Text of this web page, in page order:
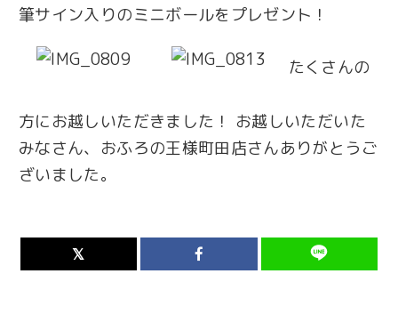
筆サイン入りのミニボールをプレゼント！
たくさんの
方にお越しいただきました！ お越しいただいた
みなさん、おふろの王様町田店さんありがとうご
ざいました。